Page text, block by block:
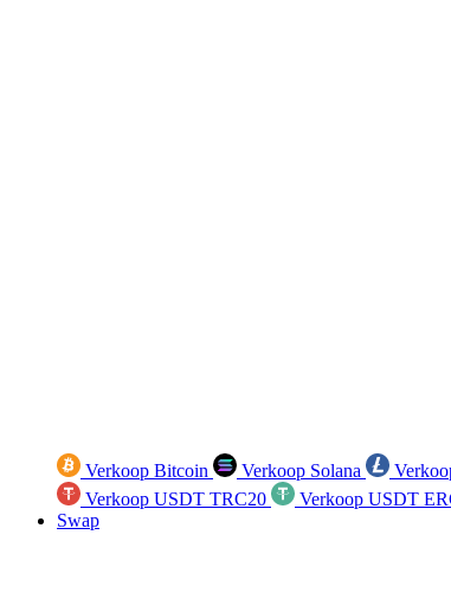
Verkoop Bitcoin Verkoop Solana
Verkoop USDT TRC20
Verkoop USDT
Swap